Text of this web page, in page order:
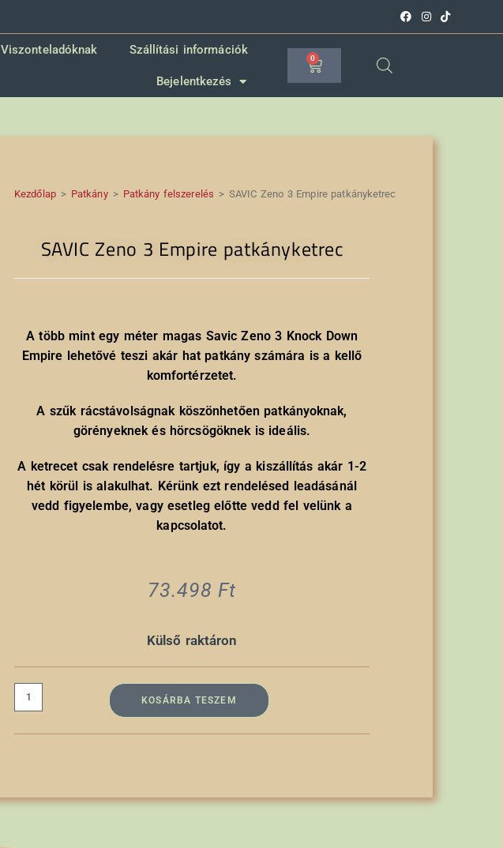
Viszonteladóknak Szállítási információk
Bejelentkezés
0
Kezdőlap > Patkány > Patkány felszerelés > SAVIC Zeno 3 Empire patkányketrec
SAVIC Zeno 3 Empire patkányketrec
A több mint egy méter magas Savic Zeno 3 Knock Down
Empire lehetővé teszi akár hat patkány számára is a kellő
komfortérzetet.
A szűk rácstávolságnak köszönhetően patkányoknak,
görényeknek és hörcsögöknek is ideális.
A ketrecet csak rendelésre tartjuk, így a kiszállítás akár 1-2
hét körül is alakulhat. Kérünk ezt rendelésed leadásánál
vedd figyelembe, vagy esetleg előtte vedd fel velünk a
kapcsolatot.
73.498 Ft
Külső raktáron
KOSÁRBA TESZEM